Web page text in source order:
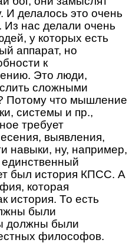
И делалось это очень
нас делали очень
у которых есть
аппарат, но
к
Это люди,
сложными
Потому что мышление
системы и пр.,
требует
выявления,
навыки, ну, например,
был история КПСС. А
которая
история. То есть
были
должны были
философов.